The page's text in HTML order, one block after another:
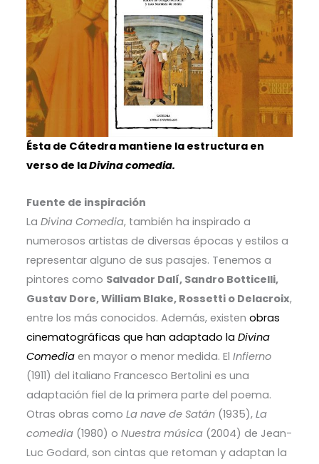
Ésta de Cátedra mantiene la estructura en
verso de laDivina comedia.
Fuente de inspiración
La Divina Comedia, también ha inspirado a
numerosos artistas de diversas épocas y estilos a
representar alguno de sus pasajes. Tenemos a
pintores como Salvador Dalí, Sandro Botticelli,
Gustav Dore, William Blake, Rossetti o Delacroix,
entre los más conocidos. Además, existen obras
cinematográficas que han adaptado la Divina
Comediaen mayor o menor medida. El Infierno
(1911) del italiano Francesco Bertolini es una
adaptación fiel de la primera parte del poema.
Otras obras como La nave de Satán(1935), La
comedia(1980) o Nuestra música(2004) de Jean-
Luc Godard, son cintas que retoman y adaptan la